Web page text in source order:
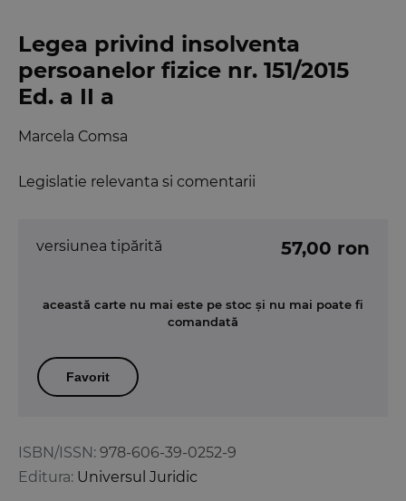
Legea privind insolventa
persoanelor fizice nr. 151/2015
Ed. a II a
Legislatie relevanta si comentarii
Marcela Comsa
ISBN/ISSN: 978-606-39-0252-9
Editura: Universul Juridic
versiunea tipărită 57,00 ron
această carte nu mai este pe stoc și nu mai poate fi
comandată
Favorit